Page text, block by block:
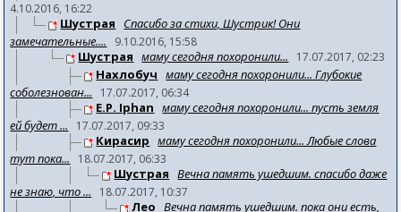
4.10.2016, 16:22
Шустрая
Спасибо за стихи, Шустрик! Они
замечательные....
9.10.2016, 15:58
Шустрая маму сегодня похоронили... 17.07.2017, 02:23
Нахлобуч маму сегодня похоронили... Глубокие
соболезнован...
17.07.2017, 06:34
E.P. Iphan маму сегодня похоронили... пусть земля
ей будет ...
17.07.2017, 09:33
Кирасир маму сегодня похоронили... Любые слова
тут пока...
18.07.2017, 06:33
Шустрая Вечна память ушедшим. спасибо даже
не знаю, что ...
18.07.2017, 10:37
Лео Вечна память ушедшим. пока они есть,